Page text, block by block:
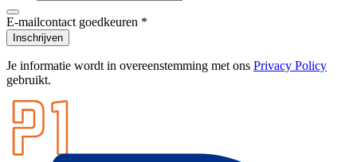
E-mailcontact goedkeuren *
Inschrijven
Je informatie wordt in overeenstemming met ons Privacy Policy
gebruikt.